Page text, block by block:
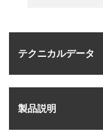
テクニカルデータ
製品説明